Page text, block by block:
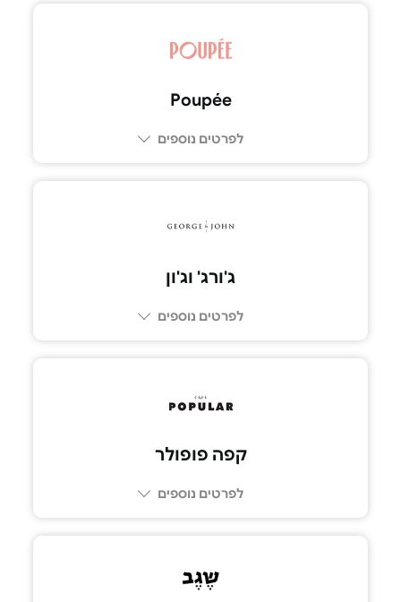
Poupée
לפרטים נוספים
ג'ורג' וג'ון
לפרטים נוספים
קפה פופולר
לפרטים נוספים